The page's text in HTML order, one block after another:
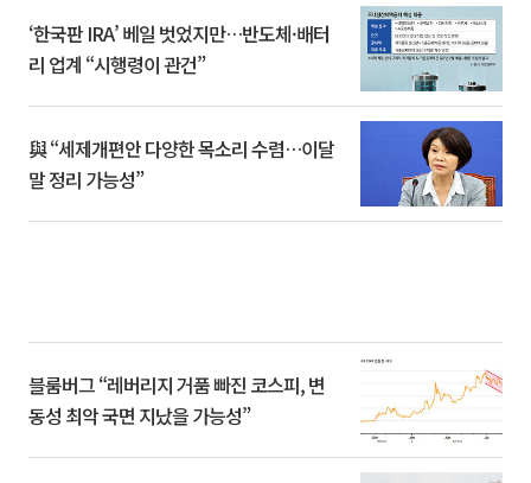
‘한국판 IRA’ 베일 벗었지만…반도체·배터
리 업계 “시행령이 관건”
與 “세제개편안 다양한 목소리 수렴…이달
말 정리 가능성”
블룸버그 “레버리지 거품 빠진 코스피, 변
동성 최악 국면 지났을 가능성”